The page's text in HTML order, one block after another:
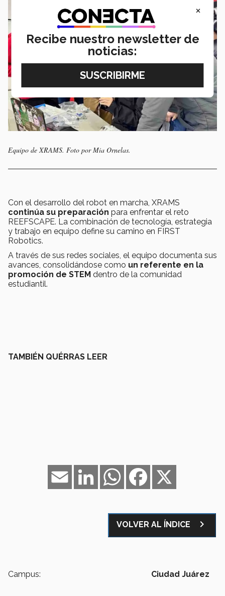
Equipo de XRAMS. Foto por Mia Ornelas.
Con el desarrollo del robot en marcha, XRAMS
continúa su preparación para enfrentar el reto
REEFSCAPE. La combinación de tecnología, estrategia
y trabajo en equipo define su camino en FIRST
Robotics.
A través de sus redes sociales, el equipo documenta sus
avances, consolidándose como un referente en la
promoción de STEM dentro de la comunidad
estudiantil.
TAMBIÉN QUÉRRAS LEER
Facebook
WhatsApp
LinkedIn
Email
VOLVER AL ÍNDICE navigate_next
Campus: Ciudad Juárez
×
Recibe nuestro newsletter de
noticias: